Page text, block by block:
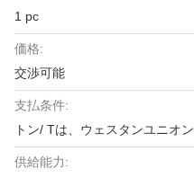
1 pc
価格:
交渉可能
支払条件:
トン/ Tは、ウェスタンユニオン
供給能力: